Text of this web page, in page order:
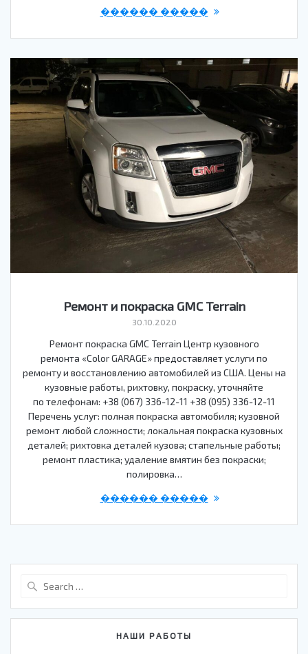
������ �����
Ремонт и покраска GMC Terrain
30.10.2020
Ремонт покраска GMC Terrain Центр кузовного
ремонта «Color GARAGE» предоставляет услуги по
ремонту и восстановлению автомобилей из США. Цены на
кузовные работы, рихтовку, покраску, уточняйте
по телефонам: +38 (067) 336-12-11 +38 (095) 336-12-11
Перечень услуг: полная покраска автомобиля; кузовной
ремонт любой сложности; локальная покраска кузовных
деталей; рихтовка деталей кузова; стапельные работы;
ремонт пластика; удаление вмятин без покраски;
полировка…
������ �����
НАШИ РАБОТЫ